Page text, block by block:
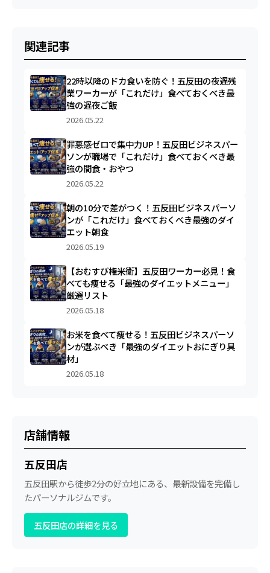
関連記事
22時以降のドカ食いを防ぐ！五反田の夜遅残
業ワーカーが「これだけ」食べておくべき最
強の遅夜ご飯
2026.05.22
罪悪感ゼロで集中力UP！五反田ビジネスパー
ソンが職場で「これだけ」食べておくべき最
強の間食・おやつ
2026.05.22
朝の10分で差がつく！五反田ビジネスパーソ
ンが「これだけ」食べておくべき最強のダイ
エット朝食
2026.05.19
【おむすび権米衛】五反田ワーカー必見！食
べても痩せる「最強のダイエットメニュー」
厳選リスト
2026.05.18
お米を食べて痩せる！五反田ビジネスパーソ
ンが選ぶべき「最強のダイエットおにぎり具
材」
2026.05.18
店舗情報
五反田店
五反田駅から徒歩2分の好立地にある、最新設備を完備し
たパーソナルジムです。
五反田店の詳細を見る